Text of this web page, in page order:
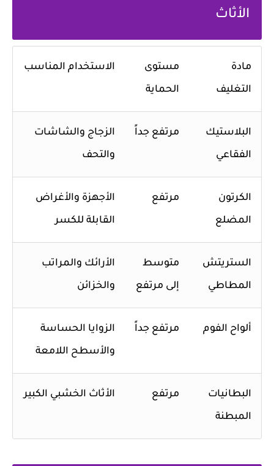
الأثاث
مادة
التغليف
مستوى
الحماية
الاستخدام المناسب
البلاستيك
الفقاعي
مرتفع جداً الزجاج والشاشات
والتحف
الكرتون
المضلع
مرتفع الأجهزة والأغراض
القابلة للكسر
الستريتش
المطاطي
متوسط
إلى مرتفع
الأرائك والمراتب
والخزائن
ألواح الفوم مرتفع جداً الزوايا الحساسة
والأسطح اللامعة
البطانيات
المبطنة
مرتفع الأثاث الخشبي الكبير